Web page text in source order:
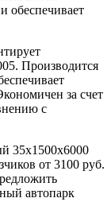
обеспечивает
Производится
за счет
с
35х1500х6000
от 3100 руб.
автопарк